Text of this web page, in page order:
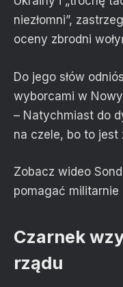
niezłomni”,
oceny zbrodni
Do jego słów
wyborcami w
– Natychmiast do
na czele, bo to jest
Zobacz wideo
pomagać militarnie
Czarnek
rządu